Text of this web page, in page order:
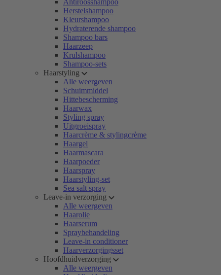
Antiroosshampoo
Herstelshampoo
Kleurshampoo
Hydraterende shampoo
Shampoo bars
Haarzeep
Krulshampoo
Shampoo-sets
Haarstyling
Alle weergeven
Schuimmiddel
Hittebescherming
Haarwax
Styling spray
Uitgroeispray
Haarcrème & stylingcrème
Haargel
Haarmascara
Haarpoeder
Haarspray
Haarstyling-set
Sea salt spray
Leave-in verzorging
Alle weergeven
Haarolie
Haarserum
Spraybehandeling
Leave-in conditioner
Haarverzorgingsset
Hoofdhuidverzorging
Alle weergeven